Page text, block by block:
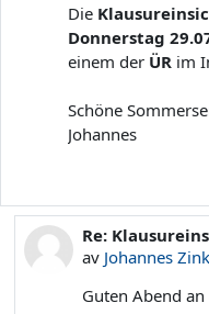
Die
Donnerstag
einem der ÜR im
Schöne
Johannes
Som svar till
Re:
av Johannes Zink
Guten Abend an